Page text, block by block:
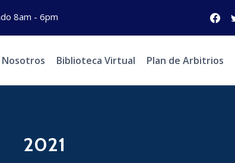
8am - 6pm
Nosotros Biblioteca Virtual Plan de Arbitrios
2021